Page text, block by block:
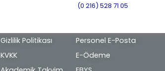
(0 216) 528 71 05
Alt
bilgi
Gizlilik Politikası
KVKK
Personel E-Posta
E-Ödeme